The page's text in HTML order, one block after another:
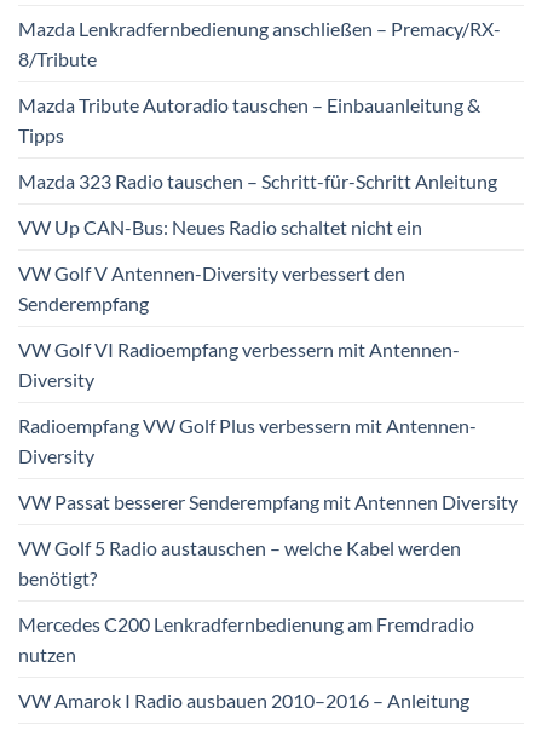
Mazda Lenkradfernbedienung anschließen – Premacy/RX-
8/Tribute
Mazda Tribute Autoradio tauschen – Einbauanleitung &
Tipps
Mazda 323 Radio tauschen – Schritt-für-Schritt Anleitung
VW Up CAN-Bus: Neues Radio schaltet nicht ein
VW Golf V Antennen-Diversity verbessert den
Senderempfang
VW Golf VI Radioempfang verbessern mit Antennen-
Diversity
Radioempfang VW Golf Plus verbessern mit Antennen-
Diversity
VW Passat besserer Senderempfang mit Antennen Diversity
VW Golf 5 Radio austauschen – welche Kabel werden
benötigt?
Mercedes C200 Lenkradfernbedienung am Fremdradio
nutzen
VW Amarok I Radio ausbauen 2010–2016 – Anleitung